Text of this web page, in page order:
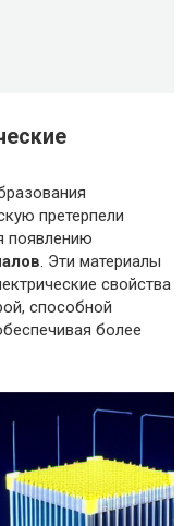
претерпели
появлению
. Эти материалы
свойства
способной
более